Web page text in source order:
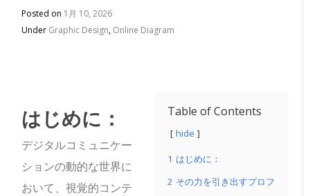
Posted on 1月 10, 2026
Under Graphic Design, Online Diagram
Table of Contents
hide
1 はじめに：
2 その力を引き出すプロフ
はじめに：
デジタルコミュニケー
ションの動的な世界に
おいて、視覚的コンテ